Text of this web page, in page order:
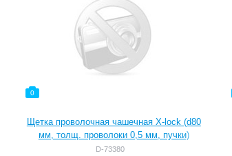
0
Щетка проволочная чашечная X-lock (d80
мм, толщ. проволоки 0,5 мм, пучки)
D-73380